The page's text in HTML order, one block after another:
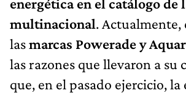
energética en el catálogo de
multinacional. Actualmente,
lasmarcas Powerade y
las razones que llevaron a su
que, en el pasado ejercicio, la